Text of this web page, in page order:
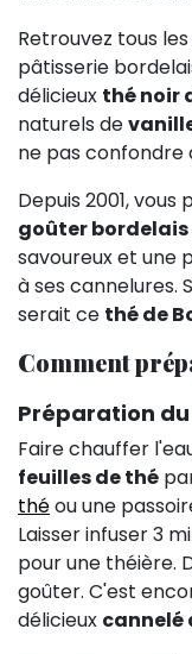
Retrouvez tous les
pâtisserie
délicieux thé noir
naturels de
ne pas confondre
Depuis 2001,
goûter bordelais
savoureux et une
à ses cannelures.
serait ce thé de
Comment
Préparation
Faire chauffer
feuilles de thé
théou une
Laisser infuser 3
pour une théière.
goûter. C'est
délicieux cannelé